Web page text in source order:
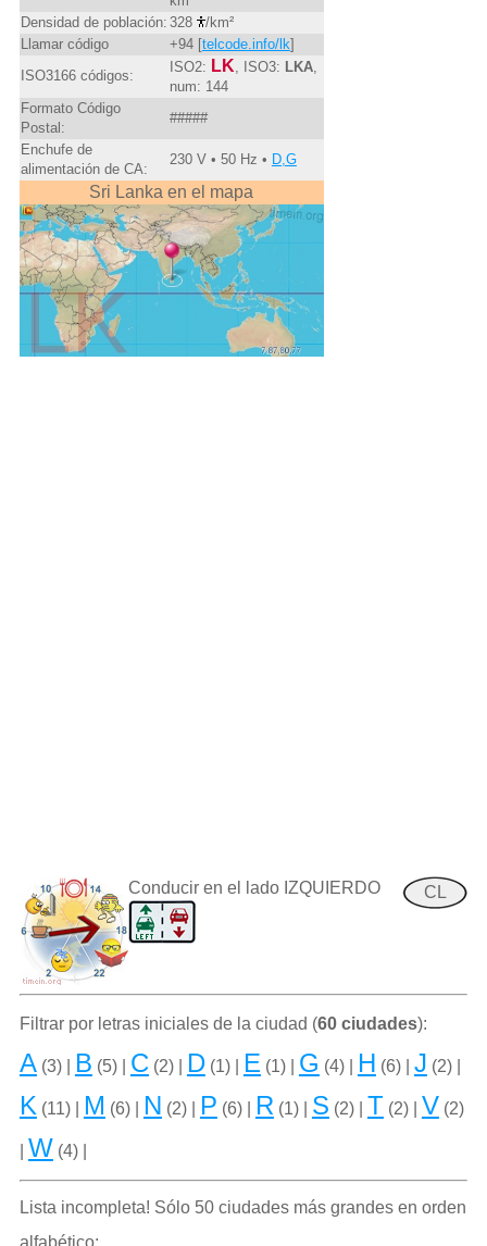
Densidad de población: 328
/km²
Llamar código
+94 [telcode.info/lk]
ISO3166 códigos:
ISO2: LK , ISO3: LKA,
num: 144
Formato Código
Postal:
#####
Enchufe de
alimentación de CA:
230 V • 50 Hz • D,G
Sri Lanka en el mapa
CL
Conducir en el lado IZQUIERDO
Filtrar por letras iniciales de la ciudad (60 ciudades):
A(3) | B (5) | C (2) | D(1) | E (1) | G (4) | H (6) | J (2) |
K (11) | M (6) | N (2) | P (6) | R (1) | S (2) | T (2) | V (2)
W (4) |
Lista incompleta! Sólo 50 ciudades más grandes en orden
alfabético: